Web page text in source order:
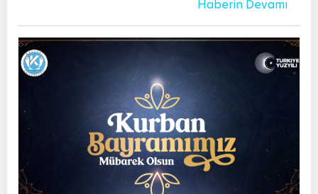
Haberin Devamı